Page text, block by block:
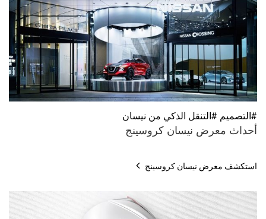
#التصميم #التنقل الذكي من نيسان
أحداث معرض نيسان كروسينج
استكشف معرض نيسان كروسينج